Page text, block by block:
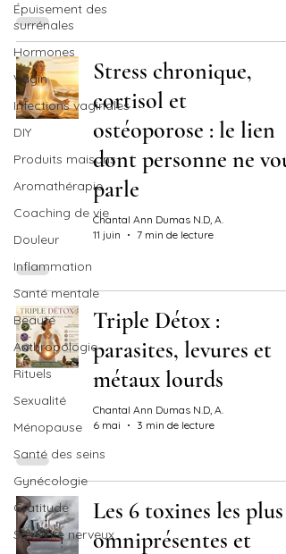
Épuisement des
surrénales
Hormones
Vagin
Infections vaginales
DIY
Produits maisons
Aromathérapie
Coaching de vie
Douleur
Inflammation
Santé mentale
Beauté
Anthropologie
Rituels
Sexualité
Ménopause
Santé des seins
Gynécologie
Gratitude
Système nerveux
Stress chronique,
cortisol et
ostéoporose : le lien
dont personne ne
parle
Chantal Ann Dumas N.D, A.
11 juin
7 min de lecture
Triple Détox :
parasites, levures et
métaux lourds
Chantal Ann Dumas N.D, A.
6 mai
3 min de lecture
Les 6 toxines les plus
omniprésentes et